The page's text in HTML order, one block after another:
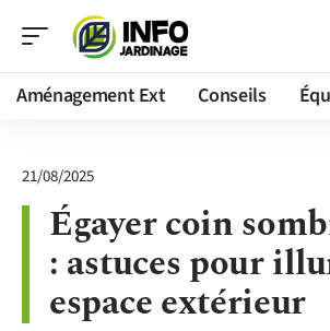
Aménagement Ext Conseils
21/08/2025
Égayer coin
: astuces pour
espace extérieur